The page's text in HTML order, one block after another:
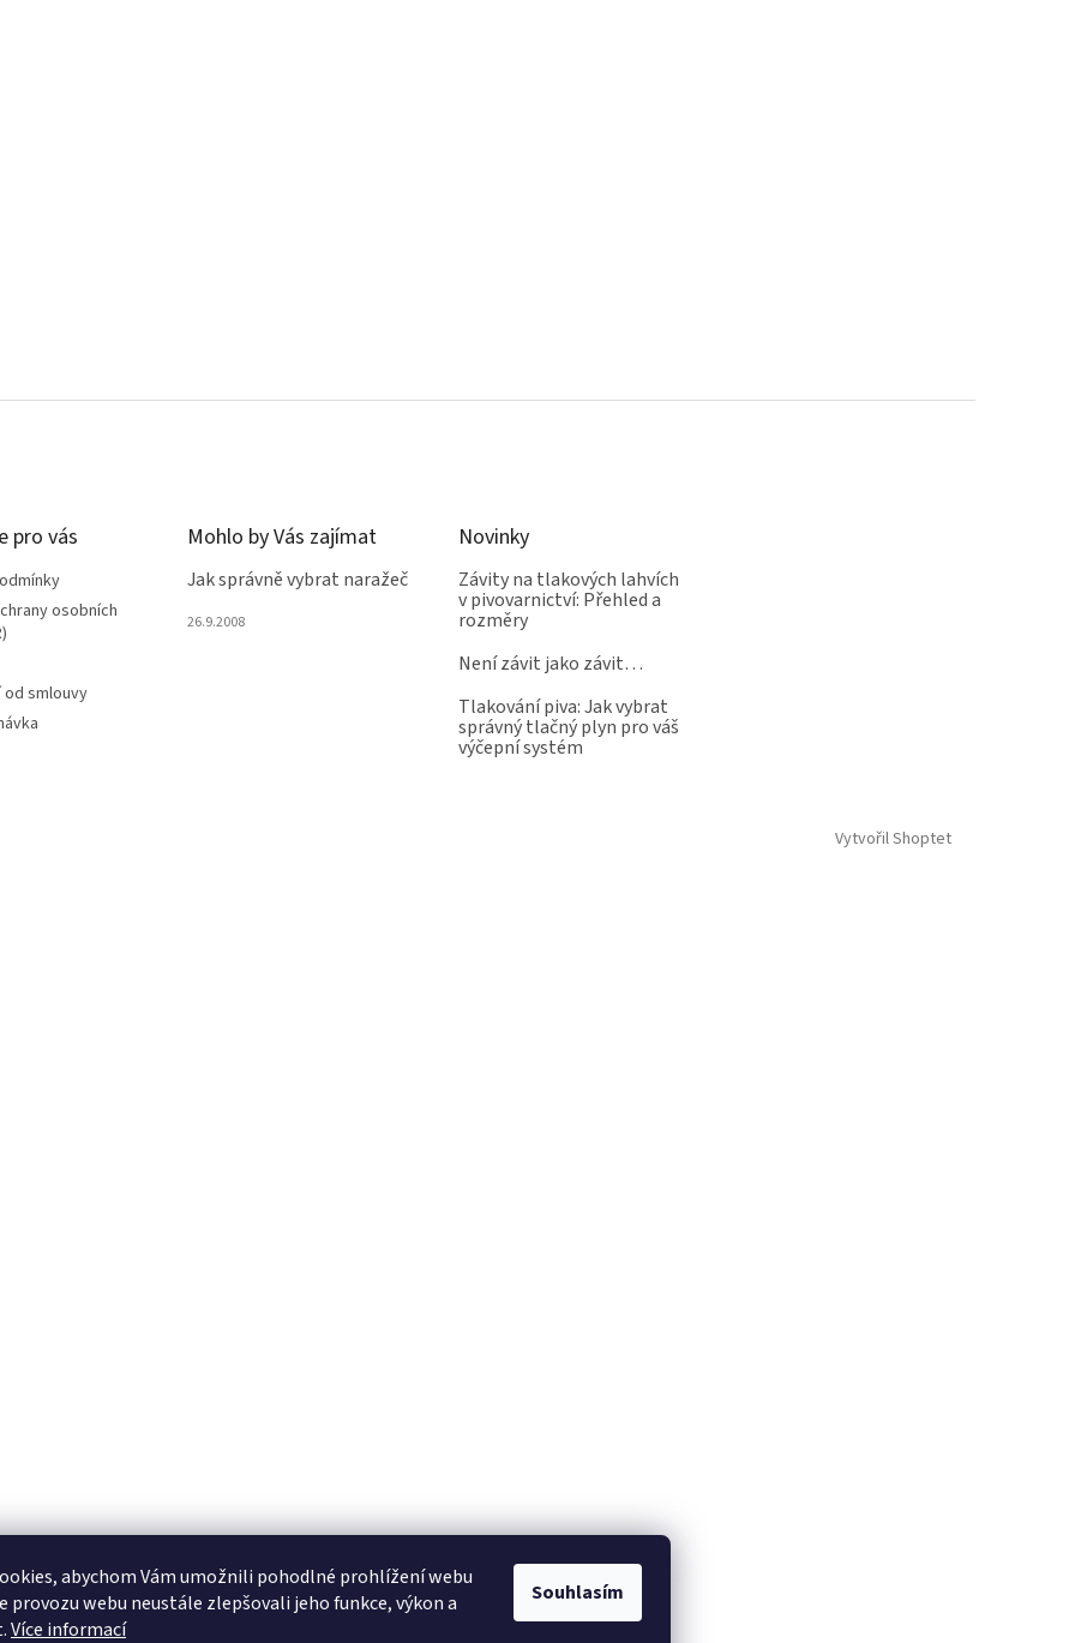
abychom Vám umožnili pohodlné prohlížení webu
provozu webu neustále zlepšovali jeho funkce, výkon a
Více informací
Souhlasím
pro vás
osobních
smlouvy
Mohlo by Vás zajímat
Jak správně vybrat naražeč
26.9.2008
Novinky
Závity na tlakových lahvích
v pivovarnictví: Přehled a
rozměry
Není závit jako závit…
Tlakování piva: Jak vybrat
správný tlačný plyn pro váš
výčepní systém
Vytvořil Shoptet